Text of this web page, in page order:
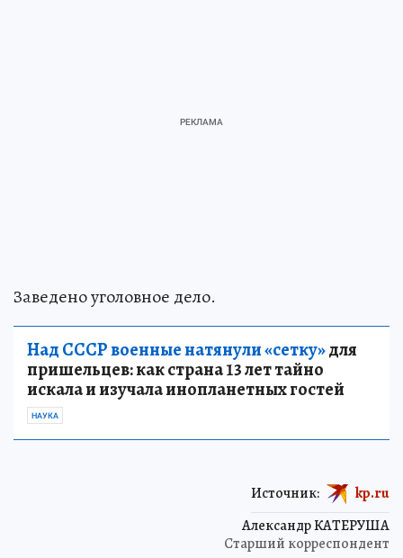
Заведено уголовное дело.
Над СССР военные натянули «сетку»для
пришельцев: как страна 13 лет тайно
искала и изучала инопланетных гостей
НАУКА
Александр КАТЕРУША
Старший корреспондент
Источник: kp.ru